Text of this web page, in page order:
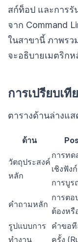
สก์ท็อป และการรั
จาก Command
ในสาขานี้ ภาพรว
จะอธิบายเมตริกห
การเปรียบเที
ตารางด้านล่างแ
ด้าน
วัตถุประสงค์
หลัก
การทด
เชิงฟัง
การบูร
คำถามหลัก
การตอ
ต้องหรื
รูปแบบการ
ทำงาน
คำขอ
ครั้ง